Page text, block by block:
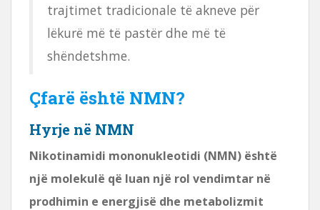
trajtimet tradicionale të akneve për
lëkurë më të pastër dhe më të
shëndetshme.
Çfarë është NMN?
Hyrje në NMN
Nikotinamidi mononukleotidi (NMN) është
një molekulë që luan një rol vendimtar në
prodhimin e energjisë dhe metabolizmit